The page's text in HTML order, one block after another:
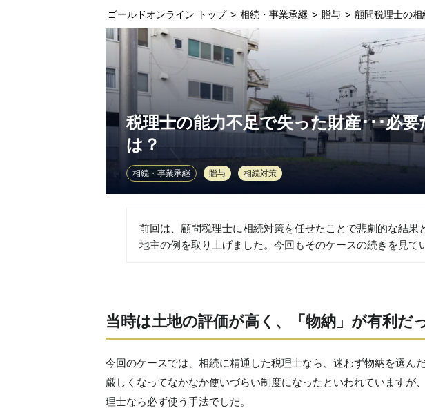
ゴールドオンライン トップ > 相続・事業承継 > 贈与 >
税理士の能力不足で失った財産･･･必要
は？
相続・事業承継 贈与 相続対策
前回は、顧問税理士に相続対策を任せたことで悲劇的な結果
地主の例を取り上げました。今回もそのケースの続きを見て
当時は土地の評価が高く、「物納」が有利だ
今回のケースでは、相続に精通した税理士なら、迷わず物納を選ん
厳しくなってなかなか使いづらい制度になったといわれていますが
理士なら必ず使う手法でした。